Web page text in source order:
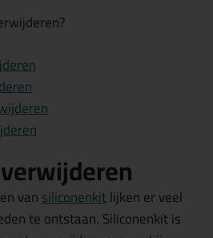
vansiliconenkitlijken er veel
te ontstaan. Siliconenkit is